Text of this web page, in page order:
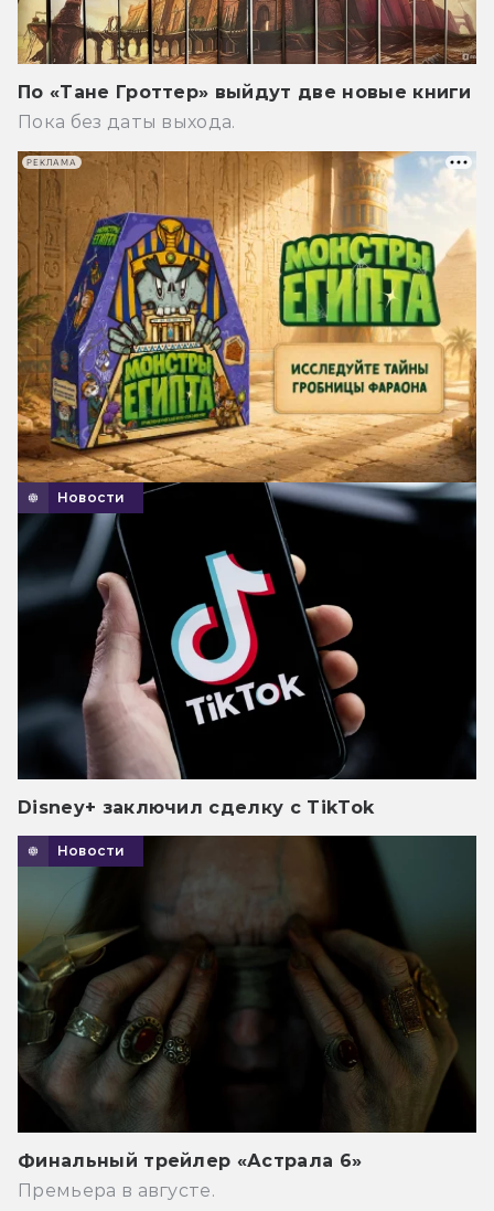
По «Тане Гроттер» выйдут две новые книги
Пока без даты выхода.
Новости
Disney+ заключил сделку с TikTok
Новости
Финальный трейлер «Астрала 6»
Премьера в августе.
РЕКЛАМА